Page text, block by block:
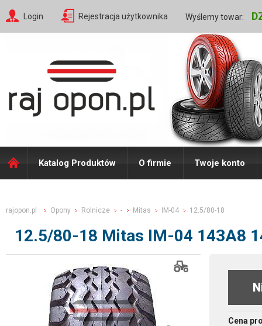
Login Rejestracja użytkownika Wyślemy towar:
Katalog Produktów O firmie Twoje konto
rajopon.pl Opony Rolnicze - Mitas IM-04 12.5/80-18
12.5/80-18 Mitas IM-04 143A8
Cena